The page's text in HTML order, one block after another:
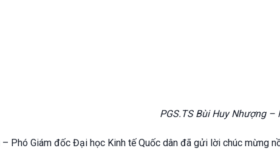
PGS.TS Bùi Huy Nhượng
– Phó Giám đốc Đại học Kinh tế Quốc dân đã gửi lời chúc